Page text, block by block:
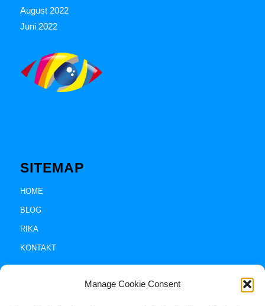
Manage Cookie Consent
August 2022
Juni 2022
SITEMAP
HOME
BLOG
RIKA
KONTAKT